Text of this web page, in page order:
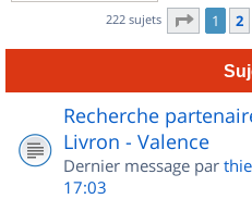
222 sujets Page 1
1 2
Recherche
Livron - Valence
Dernier message par
17:03